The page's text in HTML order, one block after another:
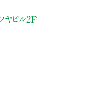
ヤビル2F